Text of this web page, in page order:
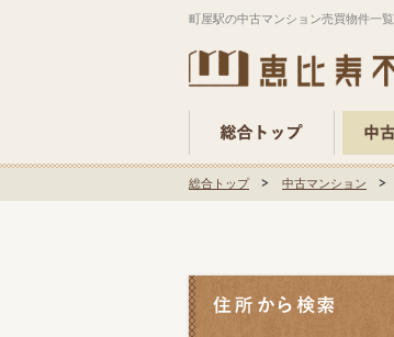
町屋駅の中古マンション売買物件一覧
総合トップ 中古マンション